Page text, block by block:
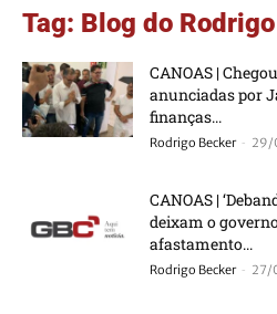
Tag: Blog do
CANOAS |
anunciadas por
finanças...
Rodrigo Becker - 29/
CANOAS |
deixam o
afastamento...
Rodrigo Becker - 27/